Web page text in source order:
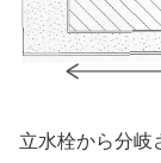
立水栓から分岐